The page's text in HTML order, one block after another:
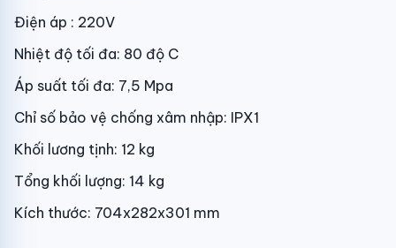
Điện áp : 220V
Nhiệt độ tối đa: 80 độ C
Áp suất tối đa: 7,5 Mpa
Chỉ số bảo vệ chống xâm nhập: IPX1
Khối lương tịnh: 12 kg
Tổng khối lượng: 14 kg
Kích thước: 704x282x301 mm